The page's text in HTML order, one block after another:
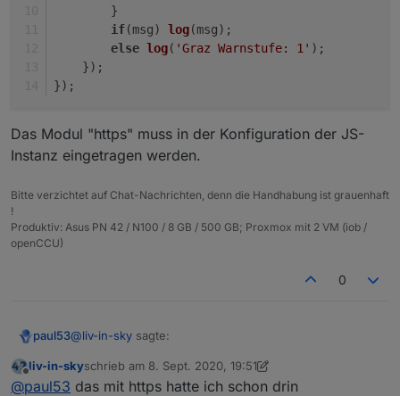
        }
if(msg) log(msg);
else log( 'Graz Warnstufe: 1' );
    });
});
Das Modul "https" muss in der Konfiguration der JS-
Instanz eingetragen werden.
Bitte verzichtet auf Chat-Nachrichten, denn die Handhabung ist grauenhaft
!
Produktiv: Asus PN 42 / N100 / 8 GB / 500 GB; Proxmox mit 2 VM (iob /
openCCU)
0
paul53@liv-in-sky sagte:
Agent is not defined
Offline
liv-in-skyschrieb am 8. Sept. 2020, 19:51
zuletzt editiert von liv-in-sky9. Aug. 2020, 21:52
@paul53 das mit https hatte ich schon drin